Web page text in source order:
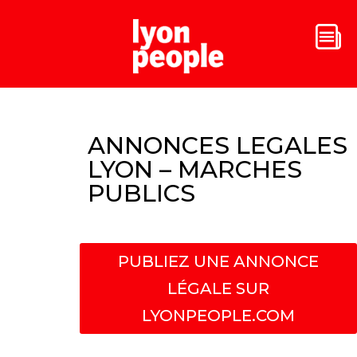
ANNONCES LEGALES
LYON – MARCHES
PUBLICS
PUBLIEZ UNE ANNONCE
LÉGALE SUR
LYONPEOPLE.COM